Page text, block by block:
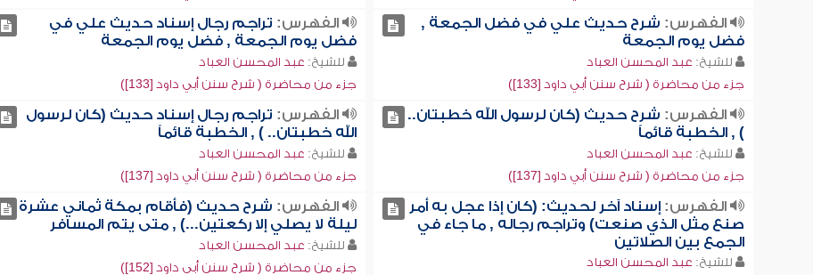
الفهرس: شرح حديث علي في فضل الجمعة ,
فضل يوم الجمعة
للشيخ: عبد المحسن العباد
جزء من محاضرة ( شرح سنن أبي داود [133])
الفهرس: تراجم رجال إسناد حديث علي في
فضل يوم الجمعة , فضل يوم الجمعة
للشيخ: عبد المحسن العباد
جزء من محاضرة ( شرح سنن أبي داود [133])
الفهرس: شرح حديث (كان لرسول الله خطبتان..
) , الخطبة قائماً
للشيخ: عبد المحسن العباد
جزء من محاضرة ( شرح سنن أبي داود [137])
الفهرس: تراجم رجال إسناد حديث (كان لرسول
الله خطبتان.. ) , الخطبة قائماً
للشيخ: عبد المحسن العباد
جزء من محاضرة ( شرح سنن أبي داود [137])
الفهرس:إسناد آخر لحديث: (كان إذا عجل به أمر
صنع مثل الذي صنعت) وتراجم رجاله , ما جاء في
الجمع بين الصلاتين
للشيخ: عبد المحسن العباد
الفهرس: شرح حديث (فأقام بمكة ثماني عشرة
ليلة لا يصلي إلا ركعتين...) , متى يتم المسافر
للشيخ: عبد المحسن العباد
جزء من محاضرة ( شرح سنن أبي داود [152])